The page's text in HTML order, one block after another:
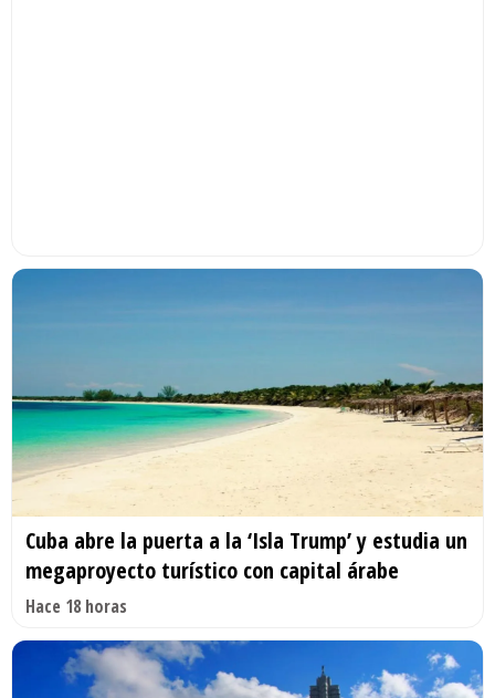
Cuba abre la puerta a la ‘Isla Trump’ y estudia un
megaproyecto turístico con capital árabe
Hace 18 horas